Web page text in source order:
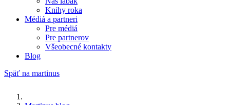
Knihy roka
Médiá a partneri
Pre médiá
Pre partnerov
Všeobecné kontakty
Blog
Späť na martinus